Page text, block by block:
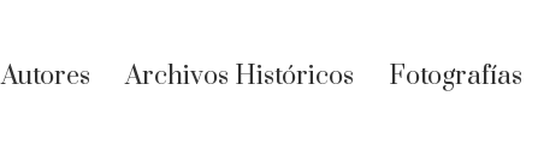
Autores Archivos Históricos Fotografías